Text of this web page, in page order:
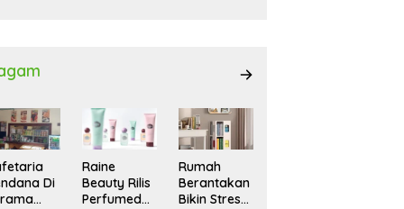
Di
Raine
Beauty Rilis
Perfumed
Rumah
Berantakan
Bikin Stres?